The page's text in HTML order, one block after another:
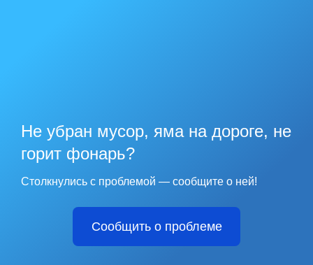
Не убран мусор, яма на дороге, не
горит фонарь?
Столкнулись с проблемой — сообщите о ней!
Сообщить о проблеме